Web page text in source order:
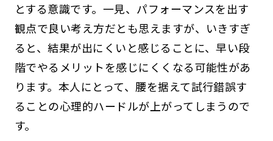
とする意識です。一見、パフォーマンスを出す
観点で良い考え方だとも思えますが、いきすぎ
ると、結果が出にくいと感じることに、早い段
階でやるメリットを感じにくくなる可能性があ
ります。本人にとって、腰を据えて試行錯誤す
ることの心理的ハードルが上がってしまうので
す。